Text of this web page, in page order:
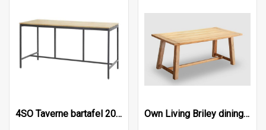
4SO Taverne bartafel 200 x 85 x 105 cm. Own Living Briley dining tafel 180cm, Teak